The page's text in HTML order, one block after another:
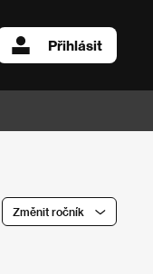
Přihlásit
Změnit ročník